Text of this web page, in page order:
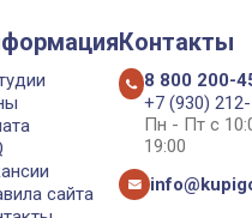
сайта
Контакты
8 800 200-
+7 (930)
Пн - Пт с
19:00